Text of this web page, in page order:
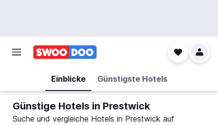
Einblicke Günstigste Hotels
Günstige Hotels in Prestwick
Suche und vergleiche Hotels in Prestwick auf